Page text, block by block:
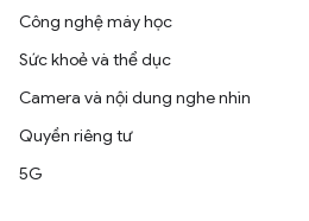
Công nghệ máy học
Sức khoẻ và thể dục
Camera và nội dung nghe nhìn
Quyền riêng tư
5G